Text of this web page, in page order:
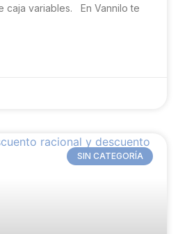
caja variables. En Vannilo te
SIN CATEGORÍA